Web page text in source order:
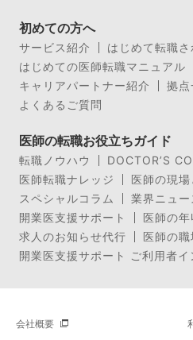
初めての方へ
サービス紹介
はじめて転職
はじめての医師転職マニュアル
キャリアパートナー紹介
拠点
よくあるご質問
医師の転職お役立ちガイド
転職ノウハウ
DOCTOR’S
医師転職ナレッジ
医師の現
スペシャルコラム
業界ニュー
開業医支援サポート
医師の
求人のお知らせ代行
医師の
開業医支援サポート ご利用者イ
会社概要